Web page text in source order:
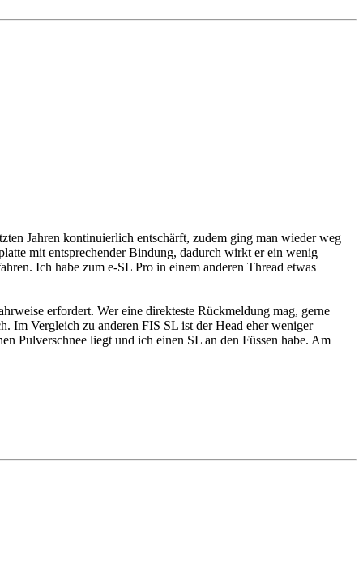
Jahren kontinuierlich entschärft, zudem ging man wieder weg
mit entsprechender Bindung, dadurch wirkt er ein wenig
Ich habe zum e-SL Pro in einem anderen Thread etwas
erfordert. Wer eine direkteste Rückmeldung mag, gerne
Im Vergleich zu anderen FIS SL ist der Head eher weniger
Pulverschnee liegt und ich einen SL an den Füssen habe. Am